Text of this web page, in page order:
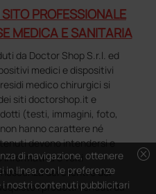
PROFESSIONALE
MEDICA E SANITARIA
da Doctor Shop S.r.l. ed
medici e dispositivi
medico chirurgici si
siti doctorshop.it e
(testi, immagini, foto,
hanno carattere né
devono intendersi e
informativa e volti
dei clienti e dei
i prodotti venduti da
cancel
di navigazione, ottenere
linea con le preferenze
nostri contenuti pubblicitari